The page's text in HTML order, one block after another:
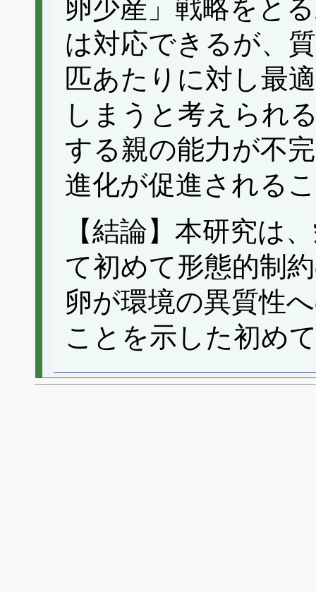
卵少産」戦略をと
は対応できるが、
匹あたりに対し最
しまうと考えられ
する親の能力が不
進化が促進される
【結論】本研究は
て初めて形態的制
卵が環境の異質性
ことを示した初め